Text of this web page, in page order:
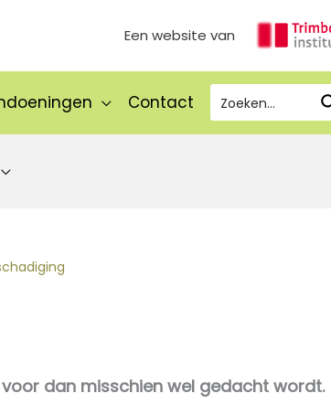
Een website van
Contact
dan misschien wel gedacht wordt.